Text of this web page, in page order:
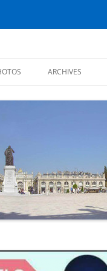
ARCHIVES
CHRONIQUES
CHRONIQUES
PREMIÈRES